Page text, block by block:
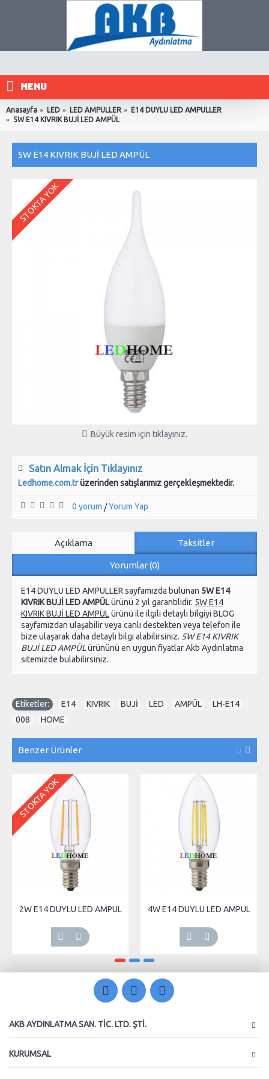
MENU
Anasayfa LED LED AMPULLER
E14 DUYLU LED AMPULLER
5W E14 KIVRIK BUJİ LED AMPÜL
5W E14 KIVRIK BUJİ LED AMPÜL
STOKTA YOK
Büyük resim için tıklayınız.
Satın Almak İçin Tıklayınız
Ledhome.com.trüzerinden satışlarımız gerçekleşmektedir.
0 yorum /Yorum Yap
Açıklama Taksitler
Yorumlar (0)
E14 DUYLU LED AMPULLER sayfamızda bulunan 5W E14
KIVRIK BUJİ LED AMPÜLürünü 2 yıl garantilidir. 5W E14
KIVRIK BUJİ LED AMPÜLürünü ile ilgili detaylı bilgiyi BLOG
sayfamızdan ulaşabilir veya canlı destekten veya telefon ile
bize ulaşarak daha detaylı bilgi alabilirsiniz. 5W E14 KIVRIK
BUJİ LED AMPÜLürününü en uygun fiyatlar Akb Aydınlatma
sitemizde bulabilirsiniz.
Etiketler: E14 KIVRIK BUJİ LED AMPÜL LH-E14
008
HOME
Benzer Ürünler
STOKTA YOK
2W E14 DUYLU LED AMPUL 4W E14 DUYLU LED AMPUL
AKB AYDINLATMA SAN. TIC. LTD. ŞTI.
KURUMSAL